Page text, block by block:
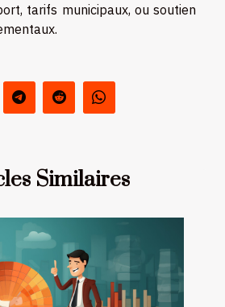
tarifs municipaux, ou soutien
Similaires